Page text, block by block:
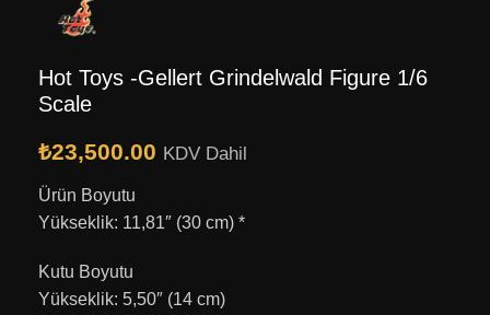
Hot Toys -Gellert Grindelwald Figure 1/6
Scale
₺23,500.00 KDV Dahil
Ürün Boyutu
Yükseklik: 11,81″ (30 cm) *
Kutu Boyutu
Yükseklik: 5,50″ (14 cm)